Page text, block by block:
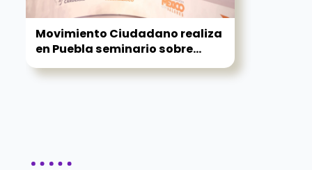
Movimiento Ciudadano realiza
en Puebla seminario sobre...